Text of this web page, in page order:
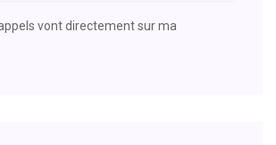
vont directement sur ma